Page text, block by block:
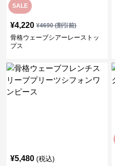
SALE
¥4,220 ¥4690(割引前)
骨格ウェーブシアーレーストッ
プス
¥5,480 (税込)